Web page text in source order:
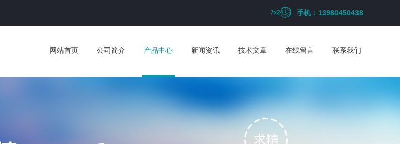
手机：13980450438
网站首页 公司简介 产品中心 新闻资讯 技术文章 在线留言 联系我们